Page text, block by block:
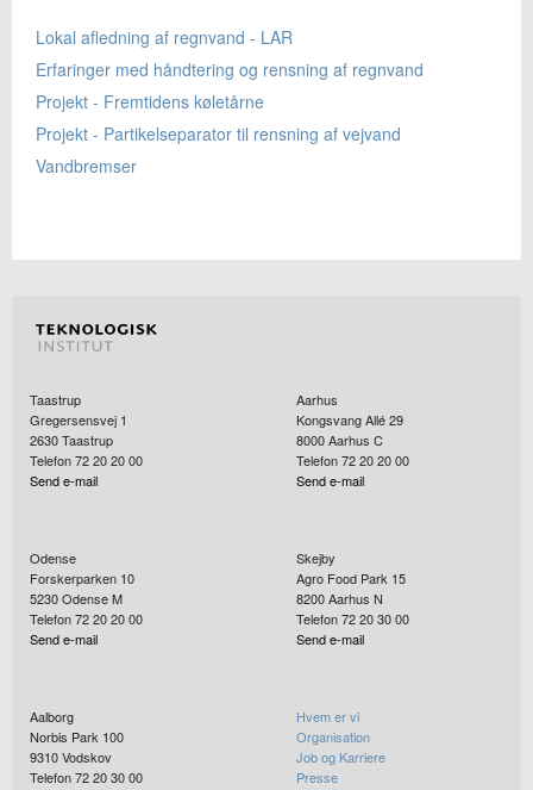
Lokal afledning af regnvand - LAR
Erfaringer med håndtering og rensning af regnvand
Projekt - Fremtidens køletårne
Projekt - Partikelseparator til rensning af vejvand
Vandbremser
Taastrup
Gregersensvej 1
2630Taastrup
Telefon 72 20 20 00
Send e-mail
Aarhus
Kongsvang Allé 29
8000Aarhus C
Telefon 72 20 20 00
Send e-mail
Odense
Forskerparken 10
5230Odense M
Telefon 72 20 20 00
Send e-mail
Skejby
Agro Food Park 15
8200Aarhus N
Telefon 72 20 30 00
Send e-mail
Aalborg
Norbis Park 100
9310Vodskov
Telefon 72 20 30 00
Hvem er vi
Organisation
Job og Karriere
Presse